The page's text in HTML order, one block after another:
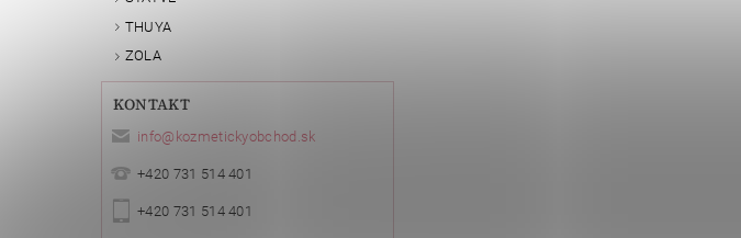
THUYA
ZOLA
KONTAKT
info@ kozmetickyobchod.sk
+420 731 514 401
+420 731 514 401